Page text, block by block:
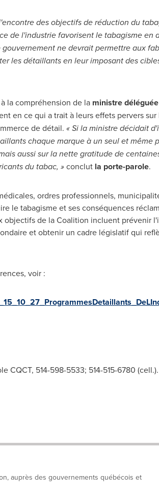
des objectifs de réduction du
de l'industrie favorisent le tabagisme en
ne devrait permettre aux
les détaillants en leur imposant des
la compréhension de la ministre
en ce qui a trait à leurs effets pervers
de détail. « Si la ministre décidait
chaque marque à un seul et même
aussi sur la nette gratitude de
du tabac, »conclut la porte-parole.
ordres professionnels,
le tabagisme et ses conséquences
de la Coalition incluent prévenir
et obtenir un cadre législatif qui
voir :
CQCT, 514-598-5533; 514-515-6780 (cell.).
auprès des gouvernements québécois et